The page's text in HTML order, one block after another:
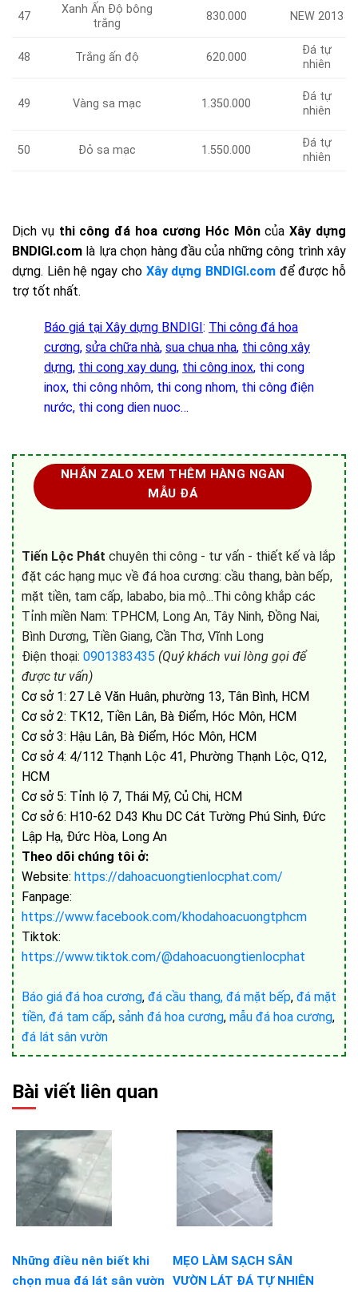
47
Xanh Ấn Độ bông
trắng
830.000 NEW 2013
48 Trắng ấn độ 620.000
Đá tự
nhiên
49 Vàng sa mạc 1.350.000
Đá tự
nhiên
50 Đỏ sa mạc 1.550.000
Đá tự
nhiên
Dịch vụ thi công đá hoa cương Hóc MôncủaXây dựng
BNDIGI.com là lựa chọn hàng đầu của những công trình xây
dựng. Liên hệ ngay cho Xây dựng BNDIGI.comđể được hỗ
trợ tốt nhất.
Báo giá tại Xây dựng BNDIGI : Thi công đá hoa
cương, sửa chữa nhà, sua chua nha, thi công xây
dựng, thi cong xay dung, thi công inox, thi cong
inox, thi công nhôm, thi cong nhom, thi công điện
nước, thi cong dien nuoc…
NHẮN ZALO XEM THÊM HÀNG NGÀN
MẪU ĐÁ
Tiến Lộc Phát chuyên thi công - tư vấn - thiết kế và lắp
đặt các hạng mục về đá hoa cương: cầu thang, bàn bếp,
mặt tiền, tam cấp, lababo, bia mộ...Thi công khắp các
Tỉnh miền Nam: TPHCM, Long An, Tây Ninh, Đồng Nai,
Bình Dương, Tiền Giang, Cần Thơ, Vĩnh Long
Điện thoại: 0901383435 (Quý khách vui lòng gọi để
được tư vấn)
Cơ sở 1: 27 Lê Văn Huân, phường 13, Tân Bình, HCM
Cơ sở 2: TK12, Tiền Lân, Bà Điểm, Hóc Môn, HCM
Cơ sở 3: Hậu Lân, Bà Điểm, Hóc Môn, HCM
Cơ sở 4: 4/112 Thạnh Lộc 41, Phường Thạnh Lộc, Q12,
HCM
Cơ sở 5: Tỉnh lộ 7, Thái Mỹ, Củ Chi, HCM
Cơ sở 6: H10-62 D43 Khu DC Cát Tường Phú Sinh, Đức
Lập Hạ, Đức Hòa, Long An
Theo dõi chúng tôi ở:
Website: https://dahoacuongtienlocphat.com/
Fanpage:
https://www.facebook.com/khodahoacuongtphcm
Tiktok:
https://www.tiktok.com/@dahoacuongtienlocphat
Báo giá đá hoa cương, đá cầu thang, đá mặt bếp, đá mặt
tiền, đá tam cấp, sảnh đá hoa cương, mẫu đá hoa cương,
đá lát sân vườn
Bài viết liên quan
Những điều nên biết khi
chọn mua đá lát sân vườn
MẸO LÀM SẠCH SÂN
VƯỜN LÁT ĐÁ TỰ NHIÊN